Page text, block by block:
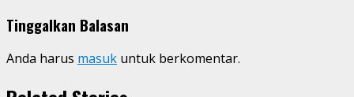
Tinggalkan Balasan
Anda harus masuk untuk berkomentar.